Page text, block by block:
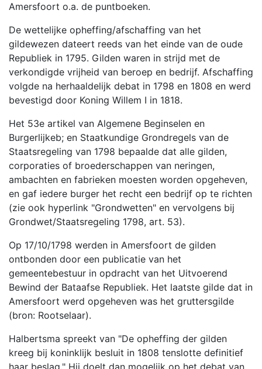
Amersfoort o.a. de puntboeken.
De wettelijke opheffing/afschaffing van het
gildewezen dateert reeds van het einde van de oude
Republiek in 1795. Gilden waren in strijd met de
verkondigde vrijheid van beroep en bedrijf. Afschaffing
volgde na herhaaldelijk debat in 1798 en 1808 en werd
bevestigd door Koning Willem I in 1818.
Het 53e artikel van Algemene Beginselen en
Burgerlijkeb; en Staatkundige Grondregels van de
Staatsregeling van 1798 bepaalde dat alle gilden,
corporaties of broederschappen van neringen,
ambachten en fabrieken moesten worden opgeheven,
en gaf iedere burger het recht een bedrijf op te richten
(zie ook hyperlink "Grondwetten" en vervolgens bij
Grondwet/Staatsregeling 1798, art. 53).
Op 17/10/1798 werden in Amersfoort de gilden
ontbonden door een publicatie van het
gemeentebestuur in opdracht van het Uitvoerend
Bewind der Bataafse Republiek. Het laatste gilde dat in
Amersfoort werd opgeheven was het gruttersgilde
(bron: Rootselaar).
Halbertsma spreekt van "De opheffing der gilden
kreeg bij koninklijk besluit in 1808 tenslotte definitief